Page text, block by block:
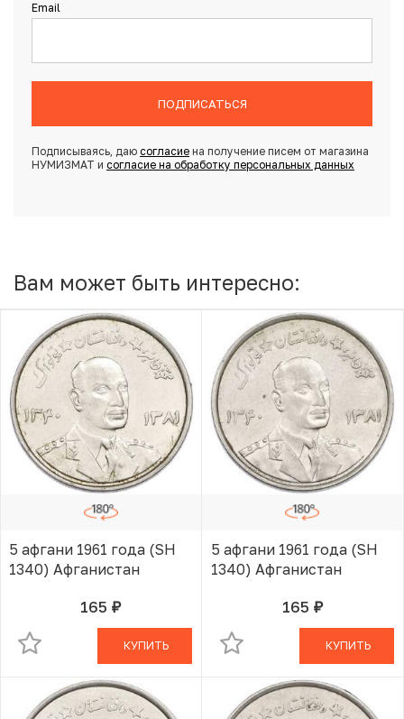
Email
ПОДПИСАТЬСЯ
Подписываясь, даю согласиена получение писем от магазина
НУМИЗМАТ и согласие на обработку персональных данных
Вам может быть интересно:
5 афгани 1961 года (SH
1340) Афганистан
165 руб.В КОРЗИНЕ
КУПИТЬ
5 афгани 1961 года (SH
1340) Афганистан
165 руб.В КОРЗИНЕ
КУПИТЬ